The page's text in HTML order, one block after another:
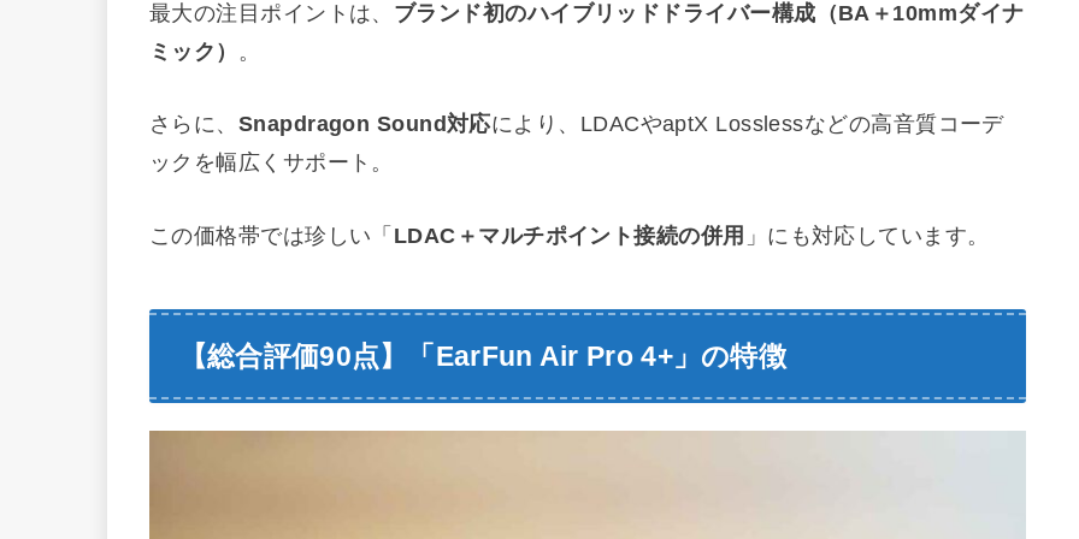
最大の注目ポイントは、 ブランド初のハイブリッドドライバー構成（BA＋10mmダイナ
ミック）
。
さらに、 Snapdragon Sound対応により、LDACやaptX Losslessなどの高音質コーデ
ックを幅広くサポート。
この価格帯では珍しい「 LDAC＋マルチポイント接続の併用 」にも対応しています。
【総合評価90点】「 EarFun Air Pro 4+」の特徴